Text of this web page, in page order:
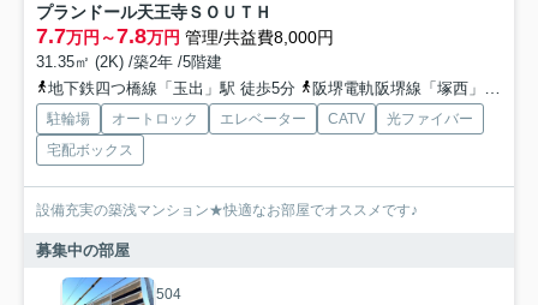
プランドール天王寺ＳＯＵＴＨ
7.7万円～7.8万円 管理/共益費8,000円
31.35㎡ (2K) /築2年 /5階建
地下鉄四つ橋線「玉出」駅 徒歩5分
阪堺電軌阪堺線「塚西」駅 徒歩10分
駐輪場 オートロック エレベーター CATV
光ファイバー
宅配ボックス
設備充実の築浅マンション★快適なお部屋でオススメです♪
募集中の部屋
504